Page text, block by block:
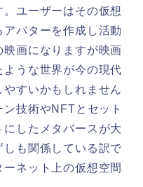
ユーザーはその仮想
バターを作成し活動
画になりますが映画
ような世界が今の現代
すいかもしれません
技術やNFTとセット
したメタバースが大
も関係している訳で
ネット上の仮想空間